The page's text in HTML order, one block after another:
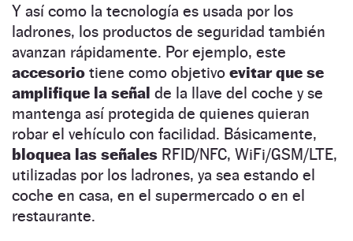
Y así como la tecnología es usada por los
ladrones, los productos de seguridad también
avanzan rápidamente. Por ejemplo, este
accesorio tiene como objetivo evitar que se
amplifique la señal de la llave del coche y se
mantenga así protegida de quienes quieran
robar el vehículo con facilidad. Básicamente,
bloquea las señales RFID/NFC, WiFi/GSM/LTE,
utilizadas por los ladrones, ya sea estando el
coche en casa, en el supermercado o en el
restaurante.